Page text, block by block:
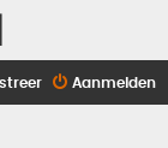
Aanmelden